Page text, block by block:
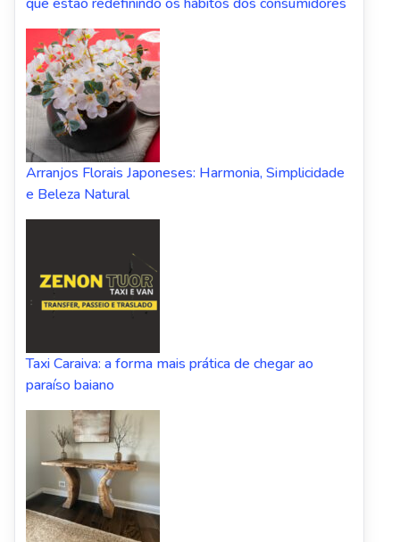
Arranjos Florais Japoneses: Harmonia, Simplicidade
e Beleza Natural
Taxi Caraiva: a forma mais prática de chegar ao
paraíso baiano